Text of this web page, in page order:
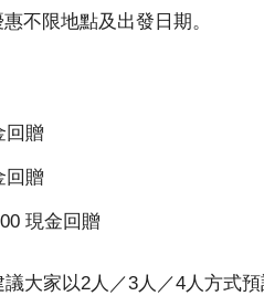
不限地點及出發日期。
回贈
回贈
現金回贈
大家以2人／3人／4人方式